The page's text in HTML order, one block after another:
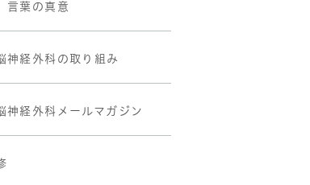
言葉の真意
神経外科の取り組み
神経外科メールマガジン